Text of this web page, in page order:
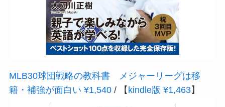
MLB30球団戦略の教科書 メジャーリーグは移
籍・補強が面白い ¥1,540/ 【 kindle版 ¥1,463】